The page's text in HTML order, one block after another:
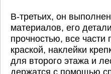
В-третьих, он
материалов, его
прочностью, все части
краской, наклейки
для второго этажа и
держатся с помощью